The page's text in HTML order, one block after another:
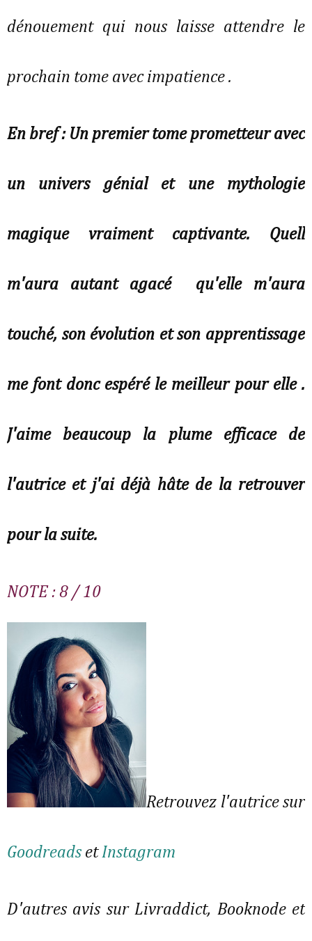
dénouement qui nous laisse attendre le
prochain tome avec impatience .
En bref : Un premier tome prometteur avec
un univers génial et une mythologie
magique vraiment captivante. Quell
m'aura autant agacé qu'elle m'aura
touché, son évolution et son apprentissage
me font donc espéré le meilleur pour elle .
J'aime beaucoup la plume efficace de
l'autrice et j'ai déjà hâte de la retrouver
pour la suite.
NOTE : 8 / 10
Retrouvez l'autrice sur
Goodreads etInstagram
D'autres avis sur Livraddict, Booknode et